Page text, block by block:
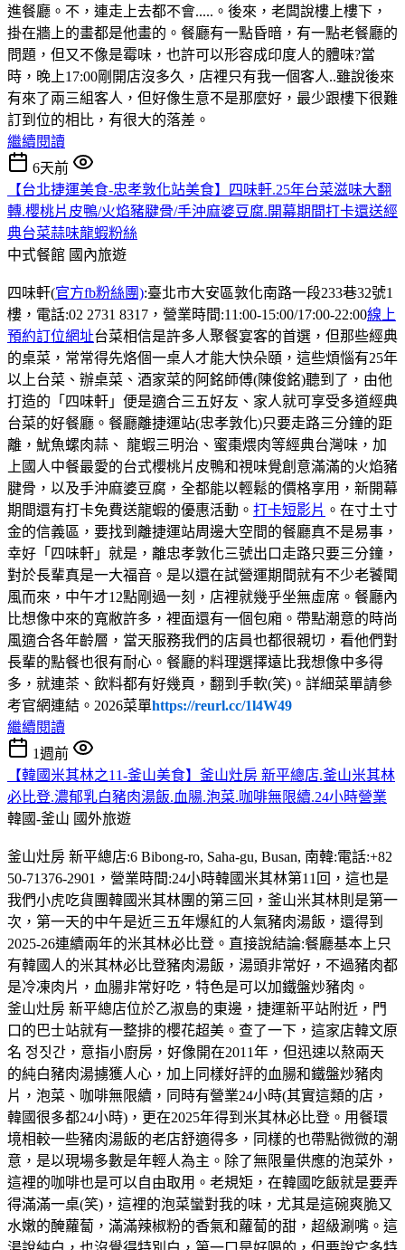
進餐廳。不，連走上去都不會.....。後來，老闆說樓上樓下，
掛在牆上的畫都是他畫的。餐廳有一點昏暗，有一點老餐廳的
問題，但又不像是霉味，也許可以形容成印度人的體味?當
時，晚上17:00剛開店沒多久，店裡只有我一個客人..雖說後來
有來了兩三組客人，但好像生意不是那麼好，最少跟樓下很難
訂到位的相比，有很大的落差。
繼續閱讀
6天前
【台北捷運美食-忠孝敦化站美食】四味軒.25年台菜滋味大翻
轉.櫻桃片皮鴨/火焰豬腱骨/手沖麻婆豆腐.開幕期間打卡還送經
典台菜蒜味龍蝦粉絲
中式餐館 國內旅遊
四味軒(官方fb粉絲團):臺北市大安區敦化南路一段233巷32號1
樓，電話:02 2731 8317，營業時間:11:00-15:00/17:00-22:00線上
預約訂位網址台菜相信是許多人聚餐宴客的首選，但那些經典
的桌菜，常常得先烙個一桌人才能大快朵頤，這些煩惱有25年
以上台菜、辦桌菜、酒家菜的阿銘師傅(陳俊銘)聽到了，由他
打造的「四味軒」便是適合三五好友、家人就可享受多道經典
台菜的好餐廳。餐廳離捷運站(忠孝敦化)只要走路三分鐘的距
離，魷魚螺肉蒜、 龍蝦三明治、蜜棗煨肉等經典台灣味，加
上國人中餐最愛的台式櫻桃片皮鴨和視味覺創意滿滿的火焰豬
腱骨，以及手沖麻婆豆腐，全都能以輕鬆的價格享用，新開幕
期間還有打卡免費送龍蝦的優惠活動。 打卡短影片 。在寸土寸
金的信義區，要找到離捷運站周邊大空間的餐廳真不是易事，
幸好「四味軒」就是，離忠孝敦化三號出口走路只要三分鐘，
對於長輩真是一大福音。是以還在試營運期間就有不少老饕聞
風而來，中午才12點剛過一刻，店裡就幾乎坐無虛席。餐廳內
比想像中來的寬敝許多，裡面還有一個包廂。帶點潮意的時尚
風適合各年齡層，當天服務我們的店員也都很親切，看他們對
長輩的點餐也很有耐心。餐廳的料理選擇遠比我想像中多得
多，就連茶、飲料都有好幾頁，翻到手軟(笑)。詳細菜單請參
考官網連結。2026菜單https://reurl.cc/1l4W49
繼續閱讀
1週前
【韓國米其林之11-釜山美食】釜山灶房 新平總店.釜山米其林
必比登.濃郁乳白豬肉湯飯.血腸.泡菜.咖啡無限續.24小時營業
韓國-釜山 國外旅遊
釜山灶房 新平總店:6 Bibong-ro, Saha-gu, Busan, 南韓:電話:+82
50-71376-2901，營業時間:24小時韓國米其林第11回，這也是
我們小虎吃貨團韓國米其林團的第三回，釜山米其林則是第一
次，第一天的中午是近三五年爆紅的人氣豬肉湯飯，還得到
2025-26連續兩年的米其林必比登。直接說結論:餐廳基本上只
有韓國人的米其林必比登豬肉湯飯，湯頭非常好，不過豬肉都
是冷凍肉片，血腸非常好吃，特色是可以加鐵盤炒豬肉。
釜山灶房 新平總店位於乙淑島的東邊，捷運新平站附近，門
口的巴士站就有一整排的櫻花超美。查了一下，這家店韓文原
名 정짓간，意指小廚房，好像開在2011年，但迅速以熬兩天
的純白豬肉湯擄獲人心，加上同樣好評的血腸和鐵盤炒豬肉
片，泡菜、咖啡無限續，同時有營業24小時(其實這類的店，
韓國很多都24小時)，更在2025年得到米其林必比登。用餐環
境相較一些豬肉湯飯的老店舒適得多，同樣的也帶點微微的潮
意，是以現場多數是年輕人為主。除了無限量供應的泡菜外，
這裡的咖啡也是可以自由取用。老規矩，在韓國吃飯就是要弄
得滿滿一桌(笑)，這裡的泡菜蠻對我的味，尤其是這碗爽脆又
水嫩的醃蘿蔔，滿滿辣椒粉的香氣和蘿蔔的甜，超級涮嘴。這